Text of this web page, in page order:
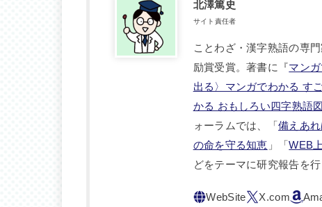
北澤篤史
サイト責任者
ことわざ・漢字熟語の専
励賞受賞。著書に『マン
出る〉マンガでわかる す
かる おもしろい四字熟語
ォーラムでは、「備えあ
の命を守る知恵 」「WEB
どをテーマに研究報告を行